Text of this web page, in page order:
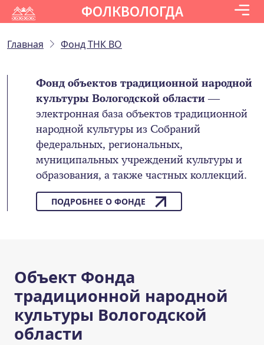
ФОЛКВОЛОГДА
Главная Фонд ТНК ВО
Фонд объектов традиционной народной
культуры Вологодской области—
электронная база объектов традиционной
народной культуры из Собраний
федеральных, региональных,
муниципальных учреждений культуры и
образования, а также частных коллекций.
ПОДРОБНЕЕ О ФОНДЕ
Объект Фонда
традиционной народной
культуры Вологодской
области